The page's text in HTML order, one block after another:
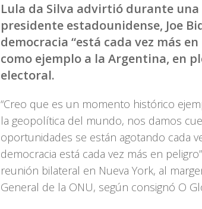
Lula da Silva advirtió durante una
presidente estadounidense, Joe
democracia “está cada vez más
como ejemplo a la Argentina, en
electoral.
“Creo que es un momento histórico
la geopolítica del mundo, nos damos
oportunidades se están agotando cada
democracia está cada vez más en
reunión bilateral en Nueva York, al
General de la ONU, según consignó O